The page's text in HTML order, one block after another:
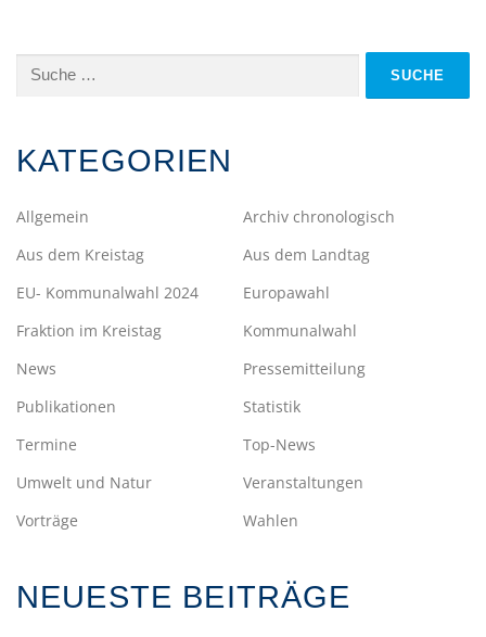
Suche
KATEGORIEN
Allgemein
Archiv chronologisch
Aus dem Kreistag
Aus dem Landtag
EU- Kommunalwahl 2024
Europawahl
Fraktion im Kreistag
Kommunalwahl
News
Pressemitteilung
Publikationen
Statistik
Termine
Top-News
Umwelt und Natur
Veranstaltungen
Vorträge
Wahlen
NEUESTE BEITRÄGE